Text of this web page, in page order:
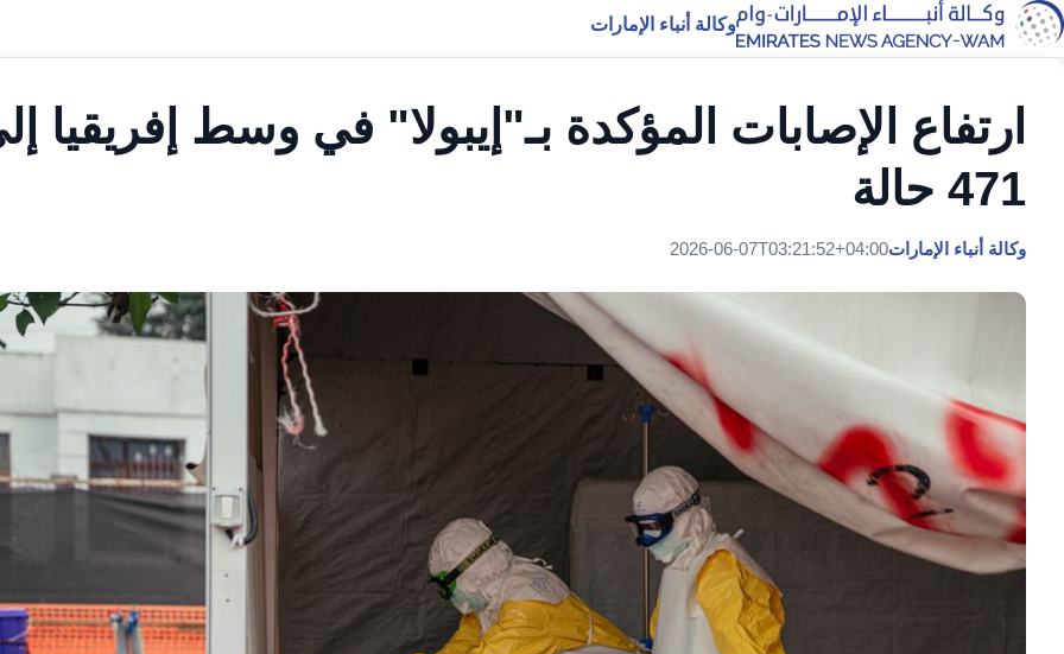
وكالة أنباء الإمارات
ارتفاع الإصابات المؤكدة بـ"إيبولا" في وسط إفريقيا
471 حالة
وكالة أنباء الإمارات2026-06-07T03:21:52+04:00